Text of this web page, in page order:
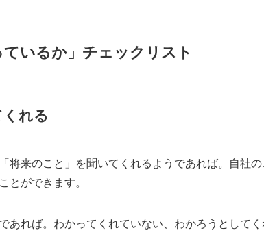
いるか」チェックリスト
れる
将来のこと」を聞いてくれるようであれば。自社
ができます。
あれば。わかってくれていない、わかろうとして